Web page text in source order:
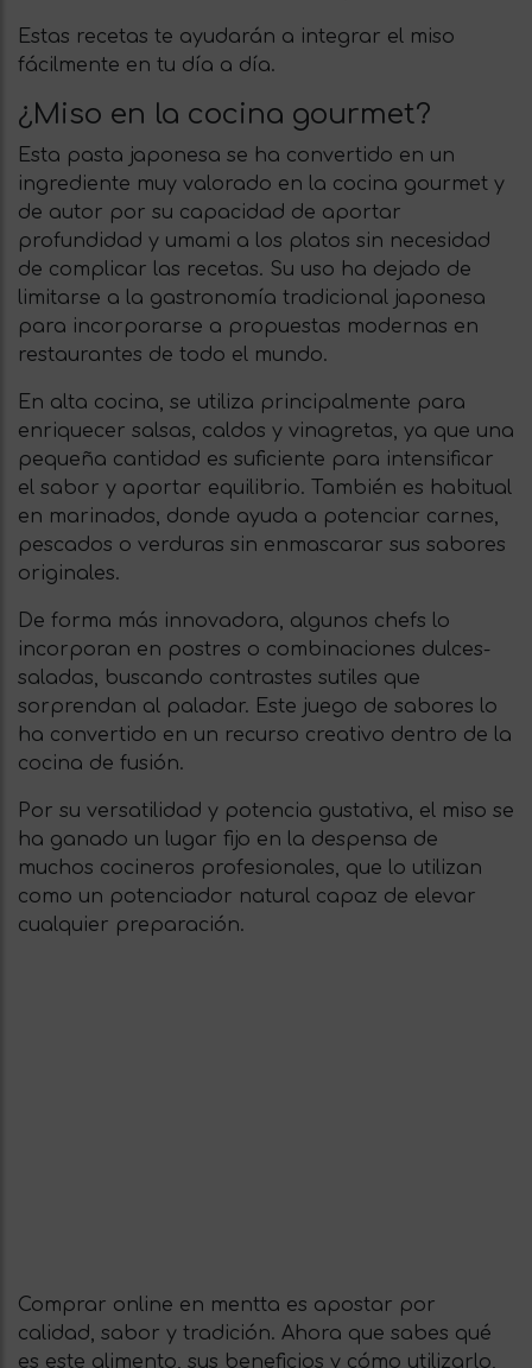
Estas recetas te ayudarán a integrar el miso
fácilmente en tu día a día.
¿Miso en la cocina gourmet?
Esta pasta japonesa se ha convertido en un
ingrediente muy valorado en la cocina gourmet y
de autor por su capacidad de aportar
profundidad y umami a los platos sin necesidad
de complicar las recetas. Su uso ha dejado de
limitarse a la gastronomía tradicional japonesa
para incorporarse a propuestas modernas en
restaurantes de todo el mundo.
En alta cocina, se utiliza principalmente para
enriquecer salsas, caldos y vinagretas, ya que una
pequeña cantidad es suficiente para intensificar
el sabor y aportar equilibrio. También es habitual
en marinados, donde ayuda a potenciar carnes,
pescados o verduras sin enmascarar sus sabores
originales.
De forma más innovadora, algunos chefs lo
incorporan en postres o combinaciones dulces-
saladas, buscando contrastes sutiles que
sorprendan al paladar. Este juego de sabores lo
ha convertido en un recurso creativo dentro de la
cocina de fusión.
Por su versatilidad y potencia gustativa, el miso se
ha ganado un lugar fijo en la despensa de
muchos cocineros profesionales, que lo utilizan
como un potenciador natural capaz de elevar
cualquier preparación.
Comprar online en mentta es apostar por
calidad, sabor y tradición. Ahora que sabes qué
es este alimento, sus beneficios y cómo utilizarlo,